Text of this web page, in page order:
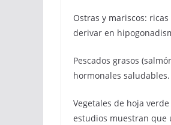
Ostras y mariscos:
derivar en
Pescados grasos
hormonales saludables.
Vegetales de hoja
estudios muestran que